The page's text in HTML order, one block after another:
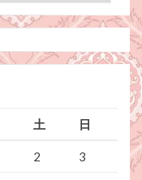
土 日
2 3